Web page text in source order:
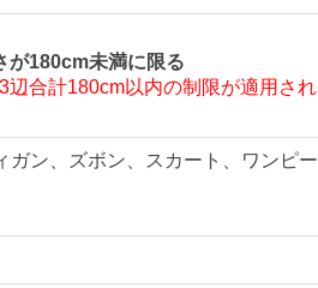
が180cm未満に限る
合計180cm以内の制限が適用され
ン、ズボン、スカート、ワンピー